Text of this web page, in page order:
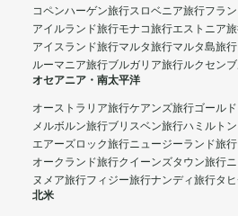
コペンハーゲン旅行スロベニア旅行フラ
アイルランド旅行モナコ旅行エストニア
アイスランド旅行マルタ旅行マルタ島旅行
ルーマニア旅行ブルガリア旅行ルクセン
オセアニア・南太平洋
オーストラリア旅行ケアンズ旅行ゴール
メルボルン旅行ブリスベン旅行ハミルト
エアーズロック旅行ニュージーランド旅行
オークランド旅行クイーンズタウン旅行
ヌメア旅行フィジー旅行ナンディ旅行タ
北米